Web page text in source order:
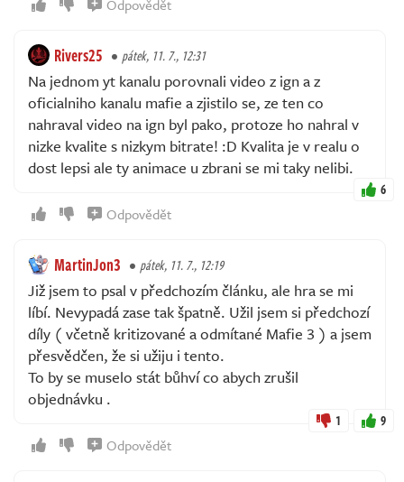
Odpovědět
Rivers25 pátek, 11. 7., 12:31
Na jednom yt kanalu porovnali video z ign a z
oficialniho kanalu mafie a zjistilo se, ze ten co
nahraval video na ign byl pako, protoze ho nahral v
nizke kvalite s nizkym bitrate! :D Kvalita je v realu o
dost lepsi ale ty animace u zbrani se mi taky nelibi.
6
Odpovědět
MartinJon3 pátek, 11. 7., 12:19
Již jsem to psal v předchozím článku, ale hra se mi
líbí. Nevypadá zase tak špatně. Užil jsem si předchozí
díly ( včetně kritizované a odmítané Mafie 3 ) a jsem
přesvědčen, že si užiju i tento.
To by se muselo stát bůhví co abych zrušil
objednávku .
1 9
Odpovědět